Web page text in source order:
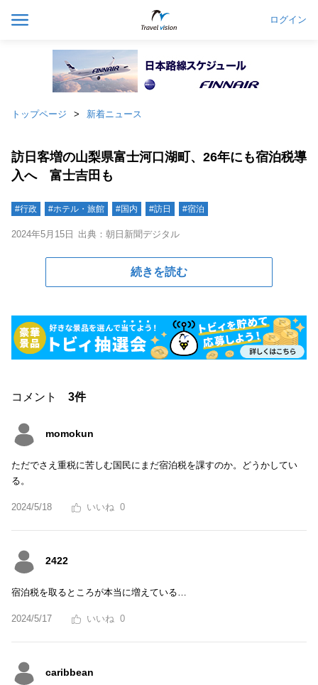
ログイン
トップページ 新着ニュース
訪日客増の山梨県富士河口湖町、26年にも宿泊税導
入へ 富士吉田も
#行政 #ホテル・旅館 #国内 #訪日 #宿泊
2024年5月15日 出典：朝日新聞デジタル
続きを読む
コメント 3件
momokun
ただでさえ重税に苦しむ国民にまだ宿泊税を課すのか。どうかしてい
る。
2024/5/18 0
2422
宿泊税を取るところが本当に増えている…
2024/5/17 0
caribbean